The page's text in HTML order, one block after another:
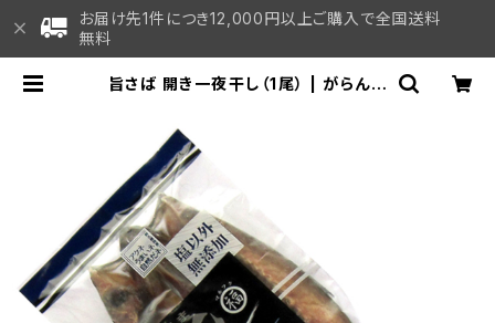
お届け先1件につき12,000円以上ご購入で全国送料
無料
旨さば 開き一夜干し（1尾） | がらんつ